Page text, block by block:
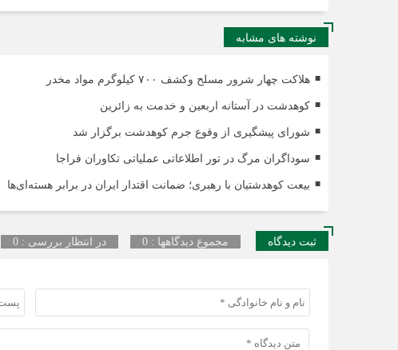
نوشته های مشابه
هلاکت چهار شرور مسلح وکشف ۷۰۰ کیلوگرم مواد مخدر
کوهدشت در آستانه اربعین و خدمت‌ به زائرین
شورای پیشگیری از وقوع جرم کوهدشت برگزار شد
سوداگران مرگ در تور اطلاعاتی عملیاتی تکاوران فراجا
بیعت کوهدشتیان با رهبری؛ ضمانت اقتدار ایران در برابر هسته‌ای‌ها
ثبت دیدگاه مجموع دیدگاهها : 0 در انتظار بررسی : 0